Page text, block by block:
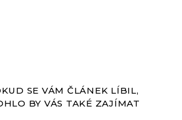
SE VÁM ČLÁNEK LÍBIL,
BY VÁS TAKÉ ZAJÍMAT